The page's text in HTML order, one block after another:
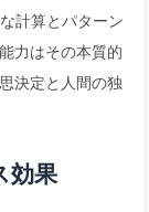
計算とパターン
力はその本質的
決定と人間の独
効果